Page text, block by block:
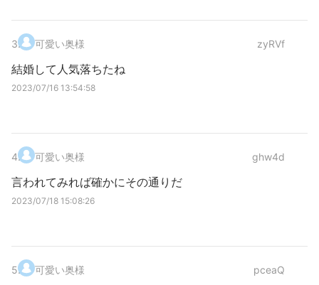
3. 可愛い奥様 zyRVf
結婚して人気落ちたね
2023/07/16 13:54:58
4. 可愛い奥様 ghw4d
言われてみれば確かにその通りだ
2023/07/18 15:08:26
5. 可愛い奥様 pceaQ